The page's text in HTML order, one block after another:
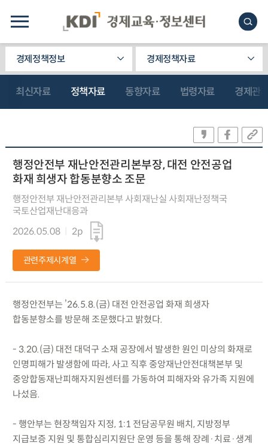
경제정책정보 경제정책자료
최신자료 정책자료 동향자료 법령자료 경제관
행정안전부 재난안전관리본부장, 대전 안전공업
화재 희생자 합동분향소 조문
행정안전부 재난안전관리본부 사회재난실 사회재난정책국
국토산업재난대응과
2026.05.08
2p
관련주제시계열
행정안전부는 ’26.5.8.(금) 대전 안전공업 화재 희생자
합동분향소를 방문해 조문했다고 밝혔다.
- 3.20.(금) 대전 대덕구 소재 공장에서 발생한 원인 미상의 화재로
인명피해가 발생함에 따라, 사고 직후 중앙재난안전대책본부 및
중앙합동재난피해자지원센터를 가동하여 피해자와 유가족 지원에
나섰음.
- 행안부는 현장책임자 지정, 1:1 전담공무원 배치, 지방정부
지급보증 지원 및 통합심리지원단 운영 등을 통해 장례·치료·생계